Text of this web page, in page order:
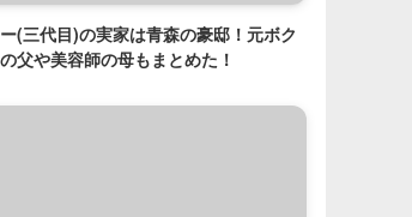
(三代目)の実家は青森の豪邸！元ボク
父や美容師の母もまとめた！